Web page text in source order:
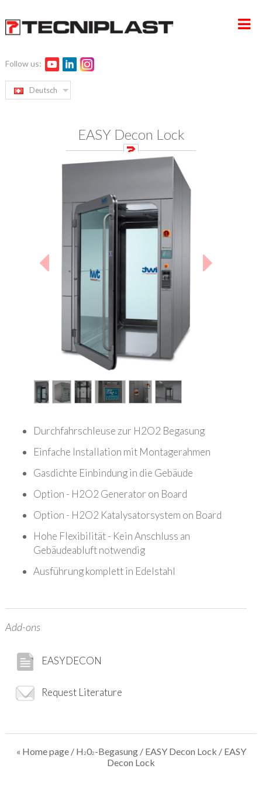
HOME
SERVICE UND PROJEKTMANAGEMENT
Follow us:
Deutsch
EASY Decon Lock
Durchfahrschleuse zur H2O2 Begasung
Einfache Installation mit Montagerahmen
Gasdichte Einbindung in die Gebäude
Option - H2O2 Generator on Board
Option - H2O2 Katalysatorsystem on Board
Hohe Flexibilität - Kein Anschluss an
Gebäudeabluft notwendig
Ausführung komplett in Edelstahl
Add-ons
EASYDECON
Request Literature
« Home page/ H 202 -Begasung/ EASY Decon Lock / EASY
Decon Lock